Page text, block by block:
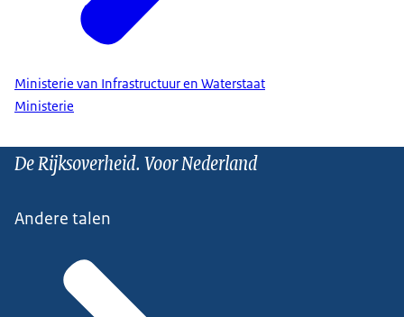
Ministerie van Infrastructuur en Waterstaat
Ministerie
De Rijksoverheid. Voor Nederland
Andere talen